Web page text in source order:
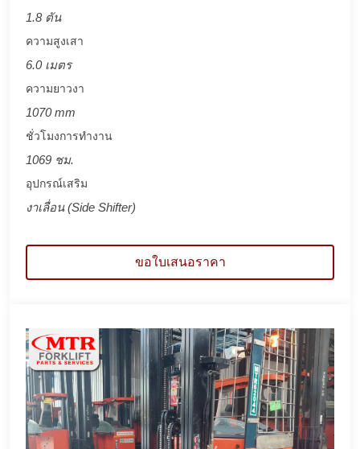
1.8 ตัน
ความสูงเสา
6.0 เมตร
ความยาวงา
1070 mm
ชั่วโมงการทำงาน
1069 ชม.
อุปกรณ์เสริม
งาเลื่อน (Side Shifter)
ขอใบเสนอราคา